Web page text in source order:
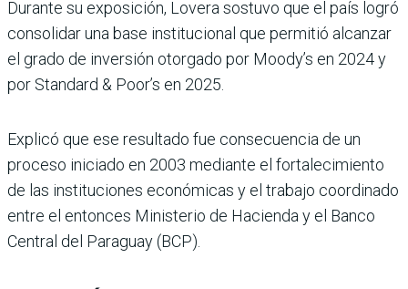
Durante su exposición, Lovera sostuvo que el país logró
consolidar una base institucional que permitió alcanzar
el grado de inver­sión otorgado por Moody’s en 2024 y
por Standard & Poor’s en 2025.
Explicó que ese resultado fue consecuencia de un
proceso iniciado en 2003 mediante el fortalecimiento
de las ins­tituciones económicas y el trabajo coordinado
entre el entonces Ministerio de Hacienda y el Banco
Central del Paraguay (BCP).